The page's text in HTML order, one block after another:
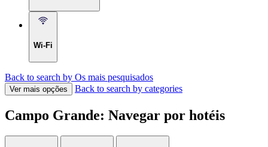
Wi-Fi
Back to search by Os mais pesquisados
Ver mais opções Back to search by categories
Campo Grande: Navegar por hotéis